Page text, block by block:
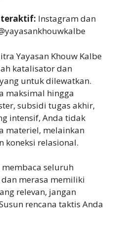
Instagram dan
Yayasan Khouw Kalbe
katalisator dan
untuk dilewatkan.
maksimal hingga
subsidi tugas akhir,
intensif, Anda tidak
materiel, melainkan
koneksi relasional.
seluruh
merasa memiliki
relevan, jangan
rencana taktis Anda